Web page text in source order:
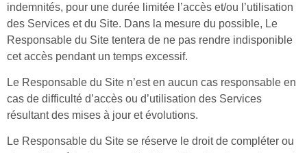
indemnités, pour une durée limitée l’accès et/ou l’utilisation
des Services et du Site. Dans la mesure du possible, Le
Responsable du Site tentera de ne pas rendre indisponible
cet accès pendant un temps excessif.
Le Responsable du Site n’est en aucun cas responsable en
cas de difficulté d’accès ou d’utilisation des Services
résultant des mises à jour et évolutions.
Le Responsable du Site se réserve le droit de compléter ou